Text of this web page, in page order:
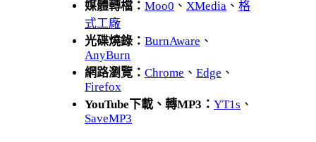
媒體轉檔： Moo0 、 XMedia 、 格
式工廠
光碟燒錄： BurnAware 、
AnyBurn
網路瀏覽： Chrome 、 Edge 、
Firefox
YouTube下載、轉MP3： YT1s 、
SaveMP3